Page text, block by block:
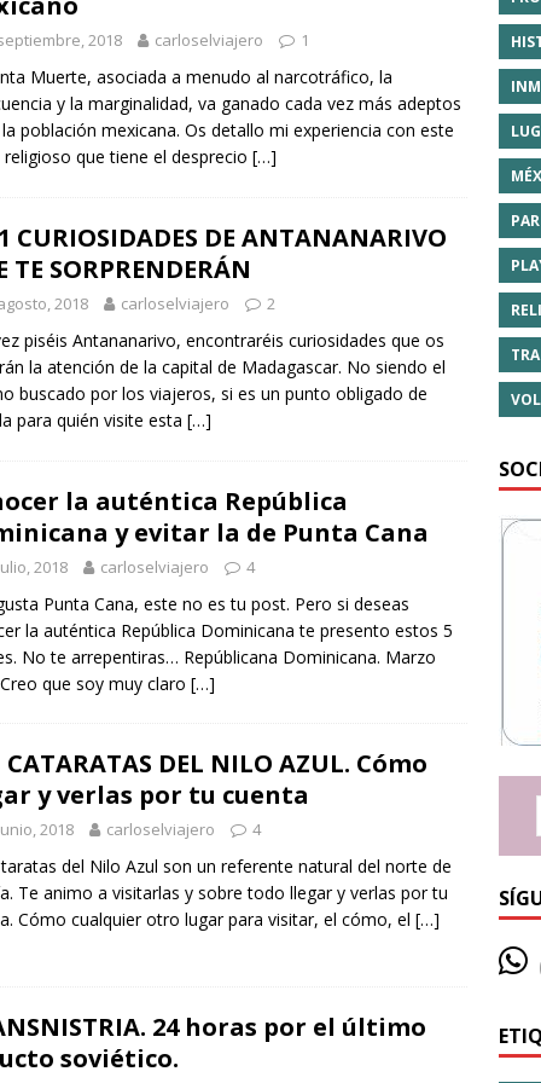
2018 carloselviajero 1
Muerte, asociada a menudo al narcotráfico, la
y la marginalidad, va ganado cada vez más adeptos
población mexicana. Os detallo mi experiencia con este
que tiene el desprecio […]
CURIOSIDADES DE ANTANANARIVO
TE SORPRENDERÁN
2018 carloselviajero 2
piséis Antananarivo, encontraréis curiosidades que os
la atención de la capital de Madagascar. No siendo el
buscado por los viajeros, si es un punto obligado de
para quién visite esta […]
la auténtica República
y evitar la de Punta Cana
2018 carloselviajero 4
Punta Cana, este no es tu post. Pero si deseas
la auténtica República Dominicana te presento estos 5
No te arrepentiras… Repúblicana Dominicana. Marzo
que soy muy claro […]
CATARATAS DEL NILO AZUL. Cómo
y verlas por tu cuenta
2018 carloselviajero 4
del Nilo Azul son un referente natural del norte de
Te animo a visitarlas y sobre todo llegar y verlas por tu
Cómo cualquier otro lugar para visitar, el cómo, el […]
24 horas por el último
soviético.